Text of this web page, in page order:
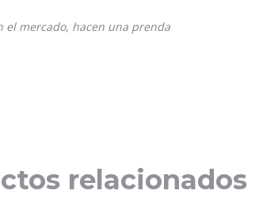
el mercado, hacen una prenda
relacionados